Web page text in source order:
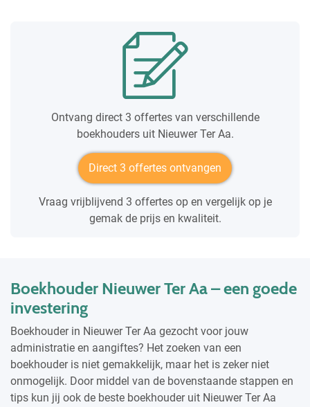
Ontvang direct 3 offertes van verschillende
boekhouders uit Nieuwer Ter Aa.
Direct 3 offertes ontvangen
Vraag vrijblijvend 3 offertes op en vergelijk op je
gemak de prijs en kwaliteit.
Boekhouder Nieuwer Ter Aa – een goede
investering
Boekhouder in Nieuwer Ter Aa gezocht voor jouw
administratie en aangiftes? Het zoeken van een
boekhouder is niet gemakkelijk, maar het is zeker niet
onmogelijk. Door middel van de bovenstaande stappen en
tips kun jij ook de beste boekhouder uit Nieuwer Ter Aa